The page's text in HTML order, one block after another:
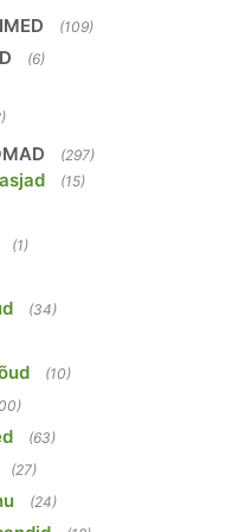
(109)
(6)
(297)
(15)
(1)
(34)
(10)
(63)
(27)
(24)